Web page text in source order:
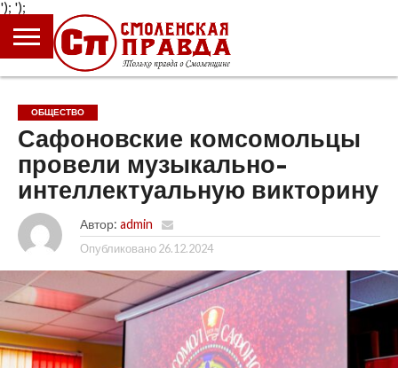
');
ГЛАВНАЯ
НОВОСТИ
ПРОИСШЕСТВИЯ
ПОЛИТИКА
КУЛЬТУРА
ЭКОНОМИКА
ОБЩЕСТВО
БЛОГИ
ОБЩЕСТВО
Сафоновские комсомольцы
провели музыкально-
интеллектуальную викторину
Автор: admin
Опубликовано 26.12.2024
');